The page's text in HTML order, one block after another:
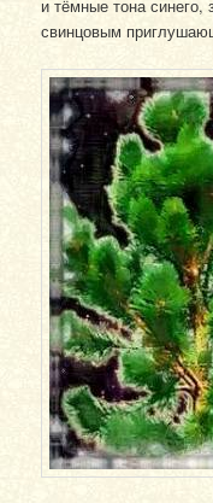
и тёмные тона синего,
свинцовым